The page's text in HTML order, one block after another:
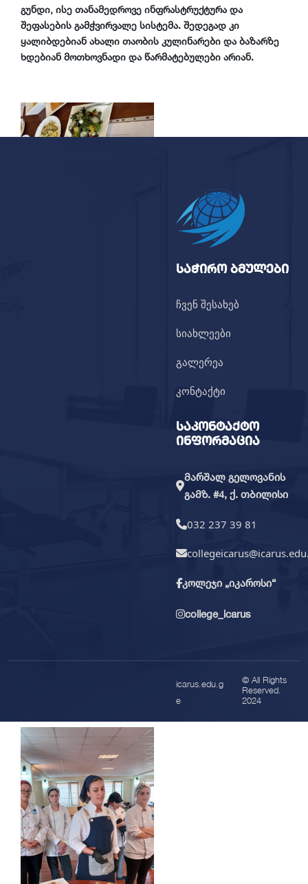
გუნდი, ისე თანამედროვე ინფრასტრუქტურა და
შეფასების გამჭვირვალე სისტემა. შედეგად კი
ყალიბდებიან ახალი თაობის კულინარები და ბაზარზე
ხდებიან მოთხოვნადი და წარმატებულები არიან.
საჭირო ბმულები
ჩვენ შესახებ
სიახლეები
გალერეა
კონტაქტი
საკონტაქტო
ინფორმაცია
მარშალ გელოვანის
გამზ. #4, ქ. თბილისი
032 237 39 81
კოლეჯი „იკაროსი“
college_icarus
icarus.edu.g
e
© All Rights
Reserved.
2024